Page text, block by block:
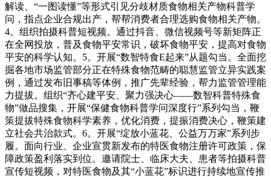
解读、“一图读懂”等形式引见分歧材质食物相关产物科普学
问，指点企业合规出产，帮帮消费者合理选购食物相关产物。
4。组织拍摄科普短视频。通过抖音、微信视频号等新矩阵正
在全网投放，普及食物平安常识，破坏食物平安，提高对食物
平安的科学认知。5。开展“数智特食E起来”从题勾当。全面挖
掘各地市场监管部分正在特殊食物范畴的聪慧监管立异实践案
例，通过发布旧事稿等体例，推广先辈经验，帮力监管管理能
力提拔。组织“齐心建平安、聚力强决心——数智科普特殊食
物”做品搜集，开展“保健食物科普学问深度行”系列勾当，鞭
策提拔特殊食物科学素养，优化消费，提振消费决心，鞭策建
立社会共治款式。6。开展“绽放小蓝花、公益万万家”系列步
履。面向行业、企业宣贯新发布的特医食物注册许可政策，保
障政策盈利落实到位。邀请院士、临床大夫、患者等拍摄科普
宣传短视频，对特医食物及其“小蓝花”标识进行持续地宣传推